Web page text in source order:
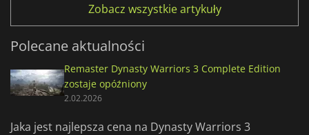
Zobacz wszystkie artykuły
Polecane aktualności
Remaster Dynasty Warriors 3 Complete Edition
zostaje opóźniony
2.02.2026
Jaka jest najlepsza cena na Dynasty Warriors 3